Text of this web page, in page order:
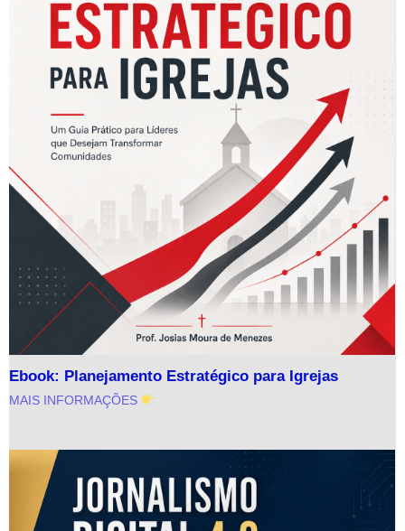
Ebook: Planejamento Estratégico para Igrejas
MAIS INFORMAÇÕES